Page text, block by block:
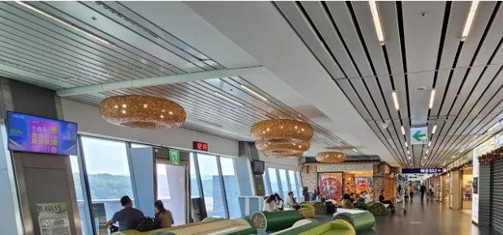
Log ind på Cestee
... det verdensomspændende rejsefællesskab